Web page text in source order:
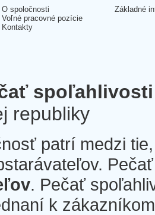
O spoločnosti
Voľné pracovné pozície
Kontakty
Základné
spoľahlivosti
republiky
patrí medzi
. Pečať
k